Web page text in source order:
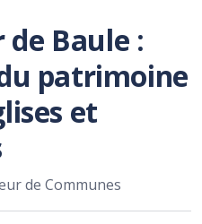
Baule :
patrimoine
et
de Communes